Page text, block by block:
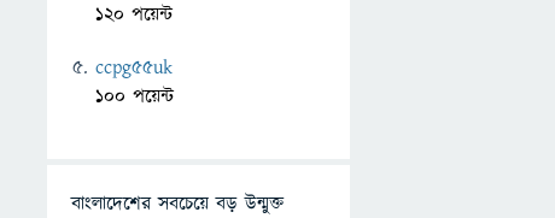
120 পয়েন্ট
ccpg55uk
100 পয়েন্ট
বাংলাদেশের সবচেয়ে বড় উন্মুক্ত